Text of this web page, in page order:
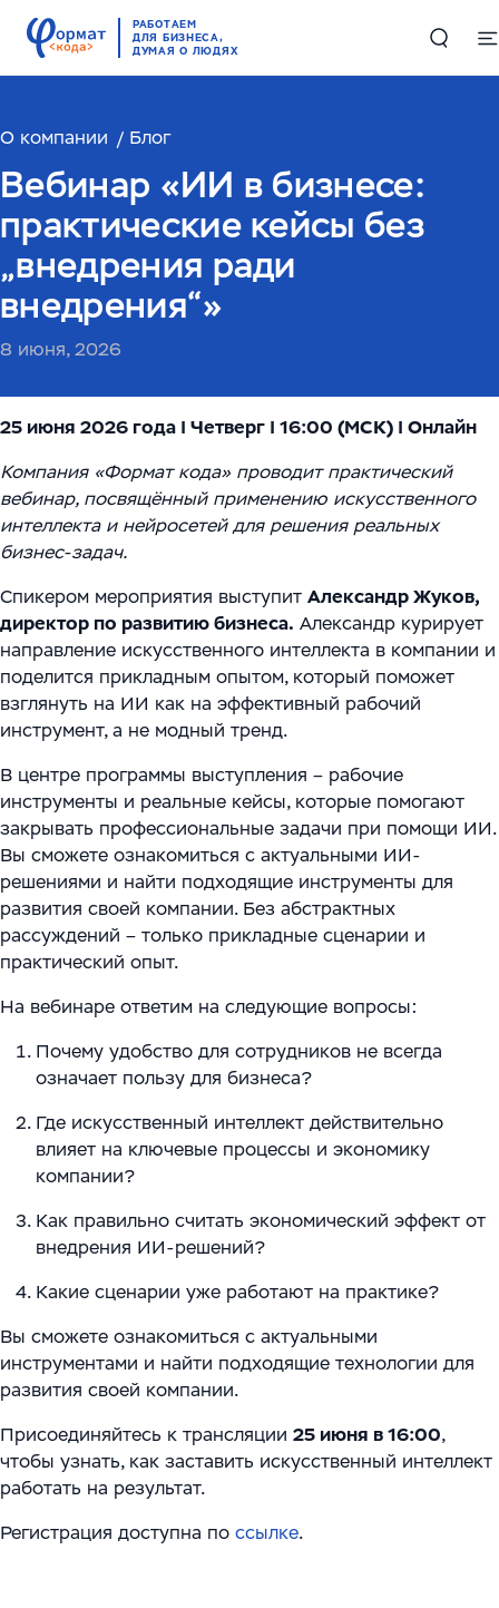
РАБОТАЕМ
ДЛЯ БИЗНЕСА,
ДУМАЯ О ЛЮДЯХ
Решения
Цифровые двойники в производстве и логистике
Комплексные решения по работе с большими
данными
RAG-чатбот – интеллектуальный ассистент для
службы поддержки
Обучающий ИИ-ассистент для ваших сотрудников
ИИ-решение для работы с корпоративными базами
данных
WMS Управление складом
Системы визуального контроля на основе ИИ
Системы стандартизации и управления данными
для логистических и производственных
комплексов
Решения для производственной безопасности
Программное обеспечение для интеграции
автоматизированного и роботизированного
оборудования
Интеллектуальная обработка документов (IDP) в
международной логистике и транспорте
Проекты
Компетенции
Складская автоматизация и логистика
Цифровизация ритейла
Импортозамещение
ИИ и машинное обучение
О компании
Руководство
Модели сотрудничества
Блог
Мероприятия
Работа
Юридическая информация
Main
Warehouse Logistics and Automation
Связаться с нами
О компании Блог
Вебинар «ИИ в бизнесе:
практические кейсы без
„внедрения ради
внедрения“»
8 июня, 2026
25 июня 2026 года | Четверг | 16:00 (МСК) | Онлайн
Компания «Формат кода» проводит практический
вебинар, посвящённый применению искусственного
интеллекта и нейросетей для решения реальных
бизнес-задач.
Спикером мероприятия выступит Александр Жуков,
директор по развитию бизнеса. Александр курирует
направление искусственного интеллекта в компании и
поделится прикладным опытом, который поможет
взглянуть на ИИ как на эффективный рабочий
инструмент, а не модный тренд.
В центре программы выступления – рабочие
инструменты и реальные кейсы, которые помогают
закрывать профессиональные задачи при помощи ИИ.
Вы сможете ознакомиться с актуальными ИИ-
решениями и найти подходящие инструменты для
развития своей компании. Без абстрактных
рассуждений – только прикладные сценарии и
практический опыт.
На вебинаре ответим на следующие вопросы:
Почему удобство для сотрудников не всегда
означает пользу для бизнеса?
Где искусственный интеллект действительно
влияет на ключевые процессы и экономику
компании?
Как правильно считать экономический эффект от
внедрения ИИ-решений?
Какие сценарии уже работают на практике?
Вы сможете ознакомиться с актуальными
инструментами и найти подходящие технологии для
развития своей компании.
Присоединяйтесь к трансляции 25 июня в 16:00,
чтобы узнать, как заставить искусственный интеллект
работать на результат.
Регистрация доступна по ссылке.